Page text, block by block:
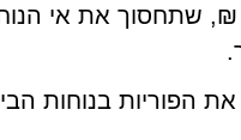
במחיר של כ-150 ₪, שתחסוך את אי